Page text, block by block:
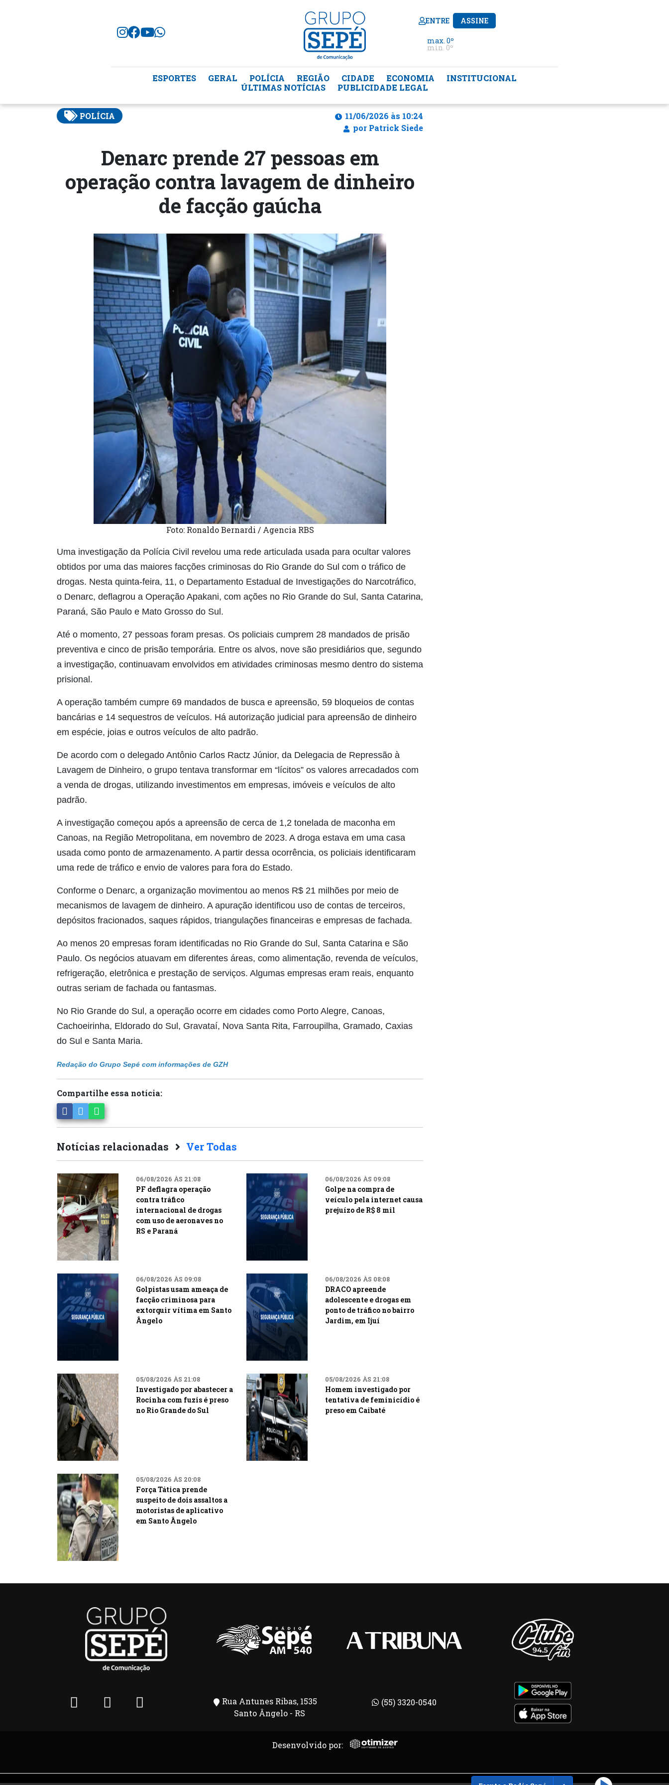
ENTRE ASSINE
max. 0º
min. 0º
ESPORTES GERAL POLÍCIA REGIÃO CIDADE ECONOMIA
INSTITUCIONAL
ÚLTIMAS NOTÍCIAS
PUBLICIDADE LEGAL
POLÍCIA
11/06/2026 às 10:24
por Patrick Siede
Denarc prende 27 pessoas em
operação contra lavagem de dinheiro
de facção gaúcha
Foto: Ronaldo Bernardi / Agencia RBS
Uma investigação da Polícia Civil revelou uma rede articulada usada para ocultar valores
obtidos por uma das maiores facções criminosas do Rio Grande do Sul com o tráfico de
drogas. Nesta quinta-feira, 11, o Departamento Estadual de Investigações do Narcotráfico,
o Denarc, deflagrou a Operação Apakani, com ações no Rio Grande do Sul, Santa Catarina,
Paraná, São Paulo e Mato Grosso do Sul.
Até o momento, 27 pessoas foram presas. Os policiais cumprem 28 mandados de prisão
preventiva e cinco de prisão temporária. Entre os alvos, nove são presidiários que, segundo
a investigação, continuavam envolvidos em atividades criminosas mesmo dentro do sistema
prisional.
A operação também cumpre 69 mandados de busca e apreensão, 59 bloqueios de contas
bancárias e 14 sequestros de veículos. Há autorização judicial para apreensão de dinheiro
em espécie, joias e outros veículos de alto padrão.
De acordo com o delegado Antônio Carlos Ractz Júnior, da Delegacia de Repressão à
Lavagem de Dinheiro, o grupo tentava transformar em “lícitos” os valores arrecadados com
a venda de drogas, utilizando investimentos em empresas, imóveis e veículos de alto
padrão.
A investigação começou após a apreensão de cerca de 1,2 tonelada de maconha em
Canoas, na Região Metropolitana, em novembro de 2023. A droga estava em uma casa
usada como ponto de armazenamento. A partir dessa ocorrência, os policiais identificaram
uma rede de tráfico e envio de valores para fora do Estado.
Conforme o Denarc, a organização movimentou ao menos R$ 21 milhões por meio de
mecanismos de lavagem de dinheiro. A apuração identificou uso de contas de terceiros,
depósitos fracionados, saques rápidos, triangulações financeiras e empresas de fachada.
Ao menos 20 empresas foram identificadas no Rio Grande do Sul, Santa Catarina e São
Paulo. Os negócios atuavam em diferentes áreas, como alimentação, revenda de veículos,
refrigeração, eletrônica e prestação de serviços. Algumas empresas eram reais, enquanto
outras seriam de fachada ou fantasmas.
No Rio Grande do Sul, a operação ocorre em cidades como Porto Alegre, Canoas,
Cachoeirinha, Eldorado do Sul, Gravataí, Nova Santa Rita, Farroupilha, Gramado, Caxias
do Sul e Santa Maria.
Redação do Grupo Sepé com informações de GZH
Compartilhe essa notícia:
Notícias relacionadas Ver Todas
06/08/2026 ÀS 21:08
PF deflagra operação
contra tráfico
internacional de drogas
com uso de aeronaves no
RS e Paraná
06/08/2026 ÀS 09:08
Golpe na compra de
veículo pela internet causa
prejuízo de R$ 8 mil
06/08/2026 ÀS 09:08
Golpistas usam ameaça de
facção criminosa para
extorquir vítima em Santo
Ângelo
06/08/2026 ÀS 08:08
DRACO apreende
adolescente e drogas em
ponto de tráfico no bairro
Jardim, em Ijuí
05/08/2026 ÀS 21:08
Investigado por abastecer a
Rocinha com fuzis é preso
no Rio Grande do Sul
05/08/2026 ÀS 21:08
Homem investigado por
tentativa de feminicídio é
preso em Caibaté
05/08/2026 ÀS 20:08
Força Tática prende
suspeito de dois assaltos a
motoristas de aplicativo
em Santo Ângelo
(55) 3320-0540
Rua Antunes Ribas, 1535
Santo Ângelo - RS
Desenvolvido por: